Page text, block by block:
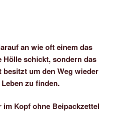
an wie oft einem das
schickt, sondern das
um den Weg wieder
zu finden.
Kopf ohne Beipackzettel